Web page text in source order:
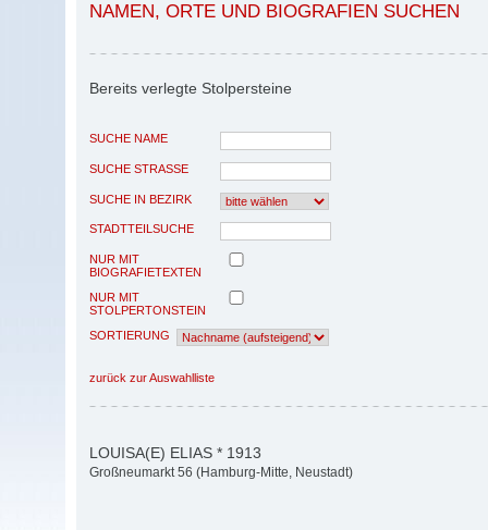
NAMEN, ORTE UND BIOGRAFIEN SUCHEN
Bereits verlegte Stolpersteine
SUCHE NAME
SUCHE STRASSE
SUCHE IN BEZIRK
STADTTEILSUCHE
NUR MIT
BIOGRAFIETEXTEN
NUR MIT
STOLPERTONSTEIN
SORTIERUNG
zurück zur Auswahlliste
LOUISA(E) ELIAS * 1913
Großneumarkt 56 (Hamburg-Mitte, Neustadt)